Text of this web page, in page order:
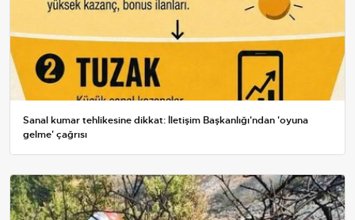
Sanal kumar tehlikesine dikkat: İletişim Başkanlığı'ndan 'oyuna
gelme' çağrısı